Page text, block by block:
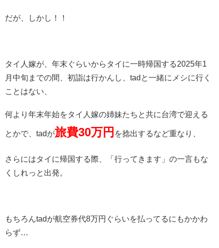
だが、しかし！！
タイ人嫁が、年末ぐらいからタイに一時帰国する2025年1
月中旬までの間、初詣は行かんし、tadと一緒にメシに行く
ことはない、
何より年末年始をタイ人嫁の姉妹たちと共に台湾で迎える
とかで、tadが旅費30万円 を捻出するなど重なり、
さらにはタイに帰国する際、「行ってきます」の一言もな
くしれっと出発。
もちろんtadが航空券代8万円ぐらいを払ってるにもかかわ
らず…